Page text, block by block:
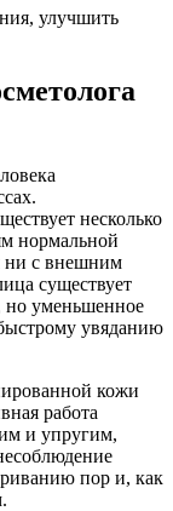
улучшить
несколько
нормальной
ни с внешним
существует
но уменьшенное
увяданию
кожи
работа
и упругим,
пор и, как